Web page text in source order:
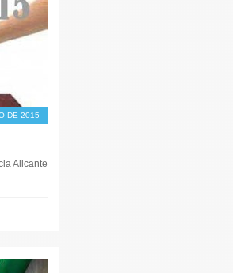
DE 2015
Alicante